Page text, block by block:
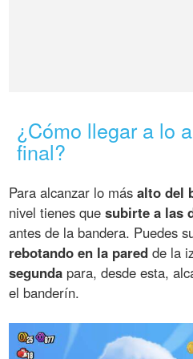
¿Cómo llegar a lo
final?
Para alcanzar lo másalto del
nivel tienes quesubirte a las
antes de la bandera. Puedes
rebotando en la pared de la
segunda para, desde esta,
el banderín.